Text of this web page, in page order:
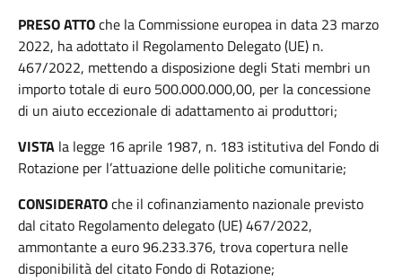
PRESO ATTOche la Commissione europea in data 23 marzo
2022, ha adottato il Regolamento Delegato (UE) n.
467/2022, mettendo a disposizione degli Stati membri un
importo totale di euro 500.000.000,00, per la concessione
di un aiuto eccezionale di adattamento ai produttori;
VISTA la legge 16 aprile 1987, n. 183 istitutiva del Fondo di
Rotazione per l’attuazione delle politiche comunitarie;
CONSIDERATOche il cofinanziamento nazionale previsto
dal citato Regolamento delegato (UE) 467/2022,
ammontante a euro 96.233.376, trova copertura nelle
disponibilità del citato Fondo di Rotazione;